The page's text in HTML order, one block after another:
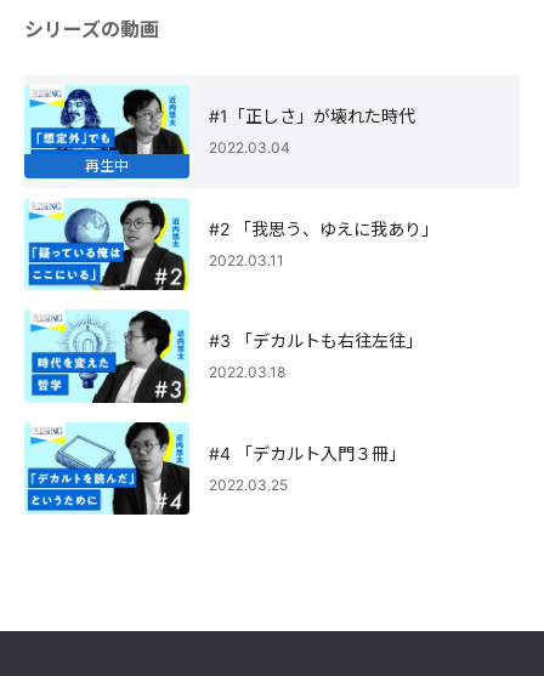
学を独自の視点で読み解く。変化し続ける現代社会の「想定外」
シリーズの動画
再生中
#1「正しさ」が壊れた時代
2022.03.04
#2 「我思う、ゆえに我あり」
2022.03.11
#3 「デカルトも右往左往」
2022.03.18
#4 「デカルト入門３冊」
2022.03.25